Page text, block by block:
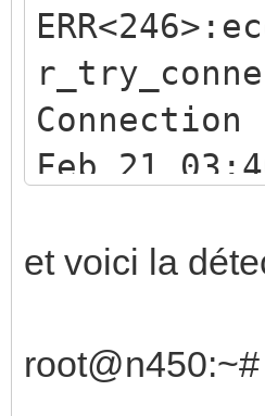
Connection
Feb 21
r.cpp:152
er*)() Main
et voici la